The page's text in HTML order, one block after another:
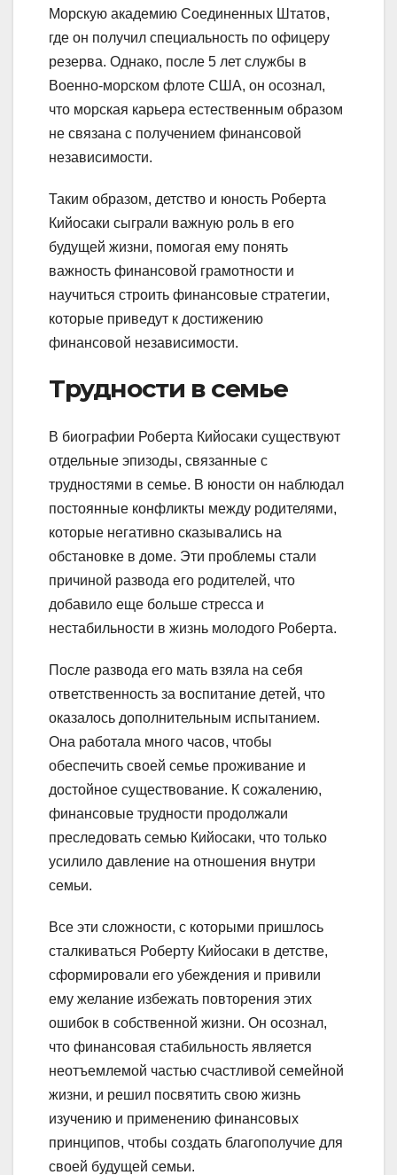
Морскую академию Соединенных Штатов,
где он получил специальность по офицеру
резерва. Однако, после 5 лет службы в
Военно-морском флоте США, он осознал,
что морская карьера естественным образом
не связана с получением финансовой
независимости.
Таким образом, детство и юность Роберта
Кийосаки сыграли важную роль в его
будущей жизни, помогая ему понять
важность финансовой грамотности и
научиться строить финансовые стратегии,
которые приведут к достижению
финансовой независимости.
Трудности в семье
В биографии Роберта Кийосаки существуют
отдельные эпизоды, связанные с
трудностями в семье. В юности он наблюдал
постоянные конфликты между родителями,
которые негативно сказывались на
обстановке в доме. Эти проблемы стали
причиной развода его родителей, что
добавило еще больше стресса и
нестабильности в жизнь молодого Роберта.
После развода его мать взяла на себя
ответственность за воспитание детей, что
оказалось дополнительным испытанием.
Она работала много часов, чтобы
обеспечить своей семье проживание и
достойное существование. К сожалению,
финансовые трудности продолжали
преследовать семью Кийосаки, что только
усилило давление на отношения внутри
семьи.
Все эти сложности, с которыми пришлось
сталкиваться Роберту Кийосаки в детстве,
сформировали его убеждения и привили
ему желание избежать повторения этих
ошибок в собственной жизни. Он осознал,
что финансовая стабильность является
неотъемлемой частью счастливой семейной
жизни, и решил посвятить свою жизнь
изучению и применению финансовых
принципов, чтобы создать благополучие для
своей будущей семьи.